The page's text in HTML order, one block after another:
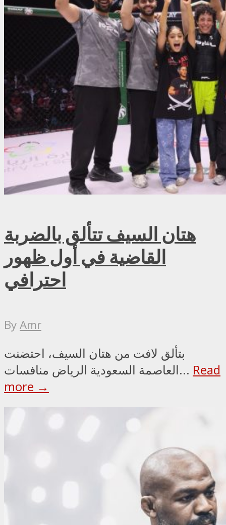
هتان السيف تتألق بالضربة
القاضية في أول ظهور
احترافي
ByAmr
بتألق لافت من هتان السيف، احتضنت
العاصمة السعودية الرياض منافسات... Read
more →